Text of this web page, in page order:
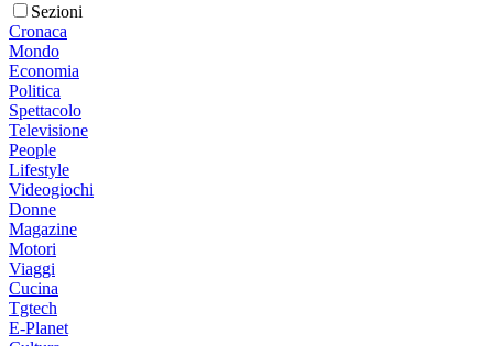
Sezioni
Cronaca
Mondo
Economia
Politica
Spettacolo
Televisione
People
Lifestyle
Videogiochi
Donne
Magazine
Motori
Viaggi
Cucina
Tgtech
E-Planet